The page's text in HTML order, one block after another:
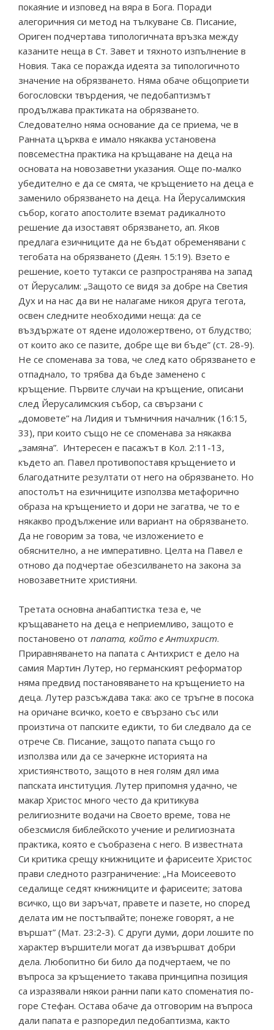
покаяние и изповед на вяра в Бога. Поради
алегоричния си метод на тълкуване Св. Писание,
Ориген подчертава типологичната връзка между
казаните неща в Ст. Завет и тяхното изпълнение в
Новия. Така се поражда идеята за типологичното
значение на обрязването. Няма обаче общоприети
богословски твърдения, че педобаптизмът
продължава практиката на обрязването.
Следователно няма основание да се приема, че в
Ранната църква е имало някаква установена
повсеместна практика на кръщаване на деца на
основата на новозаветни указания. Още по-малко
убедително е да се смята, че кръщението на деца е
заменило обрязването на деца. На Йерусалимския
събор, когато апостолите вземат радикалното
решение да изоставят обрязването, ап. Яков
предлага езичниците да не бъдат обременявани с
тегобата на обрязването (Деян. 15:19). Взето е
решение, което тутакси се разпространява на запад
от Йерусалим: „Защото се видя за добре на Светия
Дух и на нас да ви не налагаме никоя друга тегота,
освен следните необходими неща: да се
въздържате от ядене идоложертвено, от блудство;
от които ако се пазите, добре ще ви бъде” (ст. 28-9).
Не се споменава за това, че след като обрязването е
отпаднало, то трябва да бъде заменено с
кръщение. Първите случаи на кръщение, описани
след Йерусалимския събор, са свързани с
„домовете” на Лидия и тъмничния началник (16:15,
33), при които също не се споменава за някаква
„замяна”. Интересен е пасажът в Кол. 2:11-13,
където ап. Павел противопоставя кръщението и
благодатните резултати от него на обрязването. Но
апостолът на езичниците използва метафорично
образа на кръщението и дори не загатва, че то е
някакво продължение или вариант на обрязването.
Да не говорим за това, че изложението е
обяснително, а не императивно. Целта на Павел е
отново да подчертае обезсилването на закона за
новозаветните християни.
Третата основна анабаптистка теза е, че
кръщаването на деца е неприемливо, защото е
постановено от папата, който е Антихрист.
Приравняването на папата с Антихрист е дело на
самия Мартин Лутер, но германският реформатор
няма предвид постановяването на кръщението на
деца. Лутер разсъждава така: ако се тръгне в посока
на оричане всичко, което е свързано със или
произтича от папските едикти, то би следвало да се
отрече Св. Писание, защото папата също го
използва или да се зачеркне историята на
християнството, защото в нея голям дял има
папската институция. Лутер припомня удачно, че
макар Христос много често да критикува
религиозните водачи на Своето време, това не
обезсмисля библейското учение и религиозната
практика, която е съобразена с него. В известната
Си критика срещу книжниците и фарисеите Христос
прави следното разграничение: „На Моисеевото
седалище седят книжниците и фарисеите; затова
всичко, що ви заръчат, правете и пазете, но според
делата им не постъпвайте; понеже говорят, а не
вършат” (Мат. 23:2-3). С други думи, дори лошите по
характер вършители могат да извършват добри
дела. Любопитно би било да подчертаем, че по
въпроса за кръщението такава принципна позиция
са изразявали някои ранни папи като споменатия по-
горе Стефан. Остава обаче да отговорим на въпроса
дали папата е разпоредил педобаптизма, както